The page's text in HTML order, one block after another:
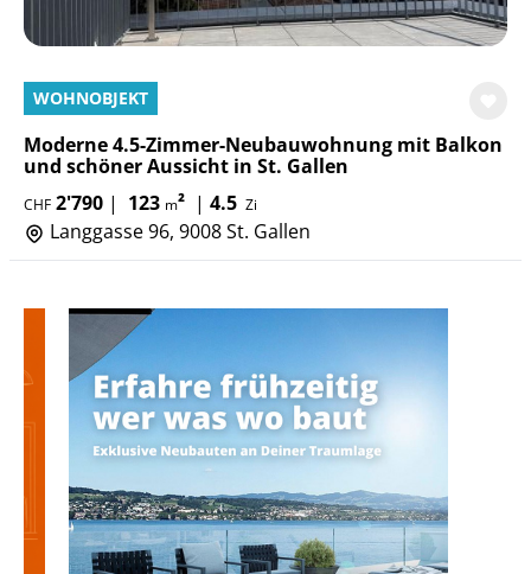
WOHNOBJEKT
Moderne 4.5-Zimmer-Neubauwohnung mit Balkon
und schöner Aussicht in St. Gallen
CHF 2'790 | 123 m² | 4.5 Zi
Langgasse 96, 9008 St. Gallen